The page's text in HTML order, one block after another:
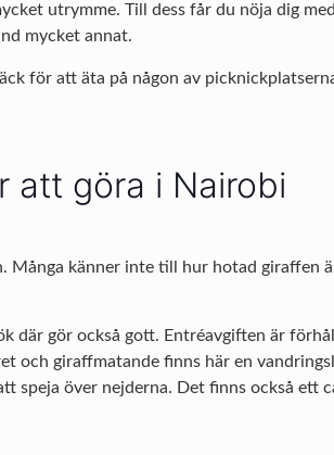
utrymme. Till dess får du nöja dig
mycket annat.
för att äta på någon av
att göra i Nairobi
Många känner inte till hur hotad giraffen
där gör också gott. Entréavgiften är
och giraffmatande finns här en
speja över nejderna. Det finns också ett